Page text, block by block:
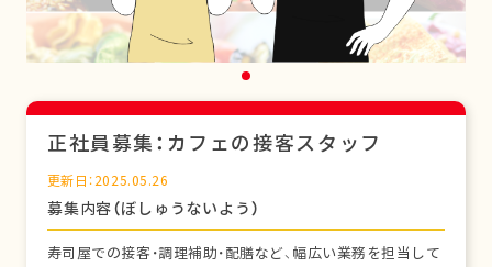
正社員募集：カフェの接客スタッフ
更新日：2025.05.26
募集内容（ぼしゅうないよう）
寿司屋での接客・調理補助・配膳など、幅広い業務を担当して